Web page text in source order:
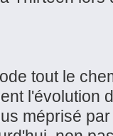
tout le
l'évolution
méprisé